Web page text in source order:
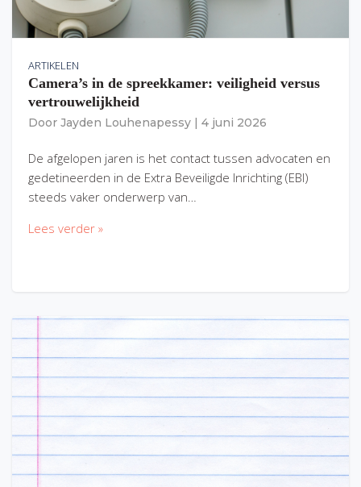
ARTIKELEN
Camera’s in de spreekkamer: veiligheid versus
vertrouwelijkheid
Door Jayden Louhenapessy 4 juni 2026
De afgelopen jaren is het contact tussen advocaten en
gedetineerden in de Extra Beveiligde Inrichting (EBI)
steeds vaker onderwerp van…
Lees verder »